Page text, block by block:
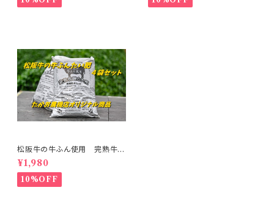
松阪牛の牛ふん使用 完熟牛ふ
んたい肥 ５ｋgパック ４袋セッ
ト
¥1,980
10%OFF